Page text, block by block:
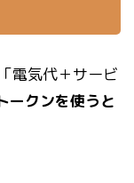
電気代＋サービ
ークンを使うと